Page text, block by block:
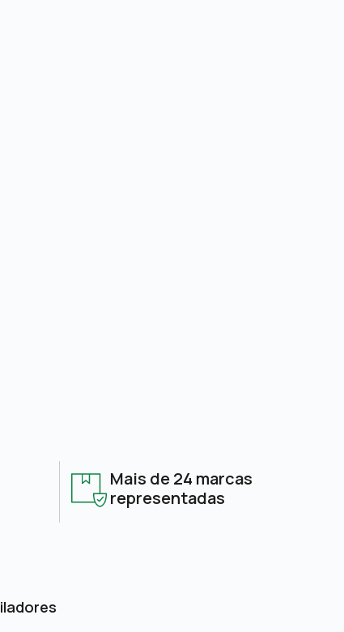
Mais de 24 marcas
representadas